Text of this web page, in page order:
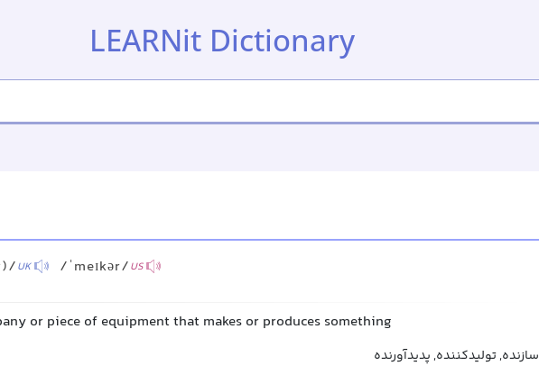
LEARNit Dictionary
UK /ˈmeɪkər/US
or piece of equipment that makes or produces something
سازنده, تولیدکننده, پدیدآورنده